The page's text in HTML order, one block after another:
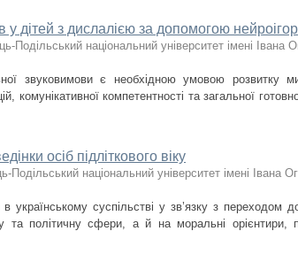
у дітей з дислалією за допомогою нейроігор
Подільський національний університет імені Івана
звуковимови є необхідною умовою розвитку
комунікативної компетентності та загальної
осіб підліткового віку
Подільський національний університет імені Івана
українському суспільстві у зв’язку з переходом
політичну сфери, а й на моральні орієнтири,